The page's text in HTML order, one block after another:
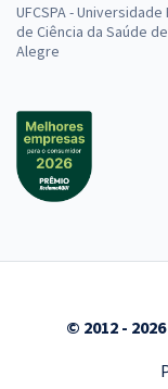
UFCSPA -
de Ciência da Saúde
Alegre
© 2012 -